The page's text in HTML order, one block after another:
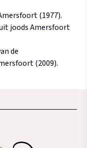
(1977).
joods Amersfoort
de
(2009).